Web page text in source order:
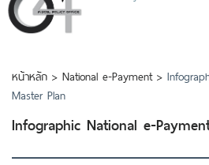
หน้าหลัก > National e-Payment>
Master Plan
Infographic National e-